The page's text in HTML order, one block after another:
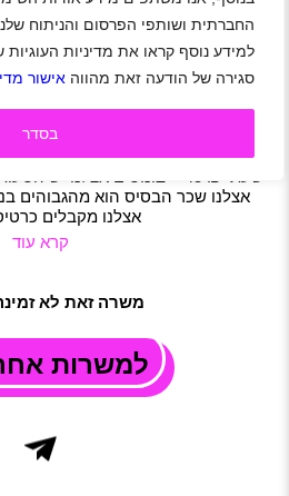
החברתית ושותפי הפרסום והניתוח
למידע נוסף קראו את מדיניות
סגירה של הודעה זאת מהווה אישור
בסדר
אנשי מכירות בנתבג הסעות
אזור מרכז |אזור שפלה|אזור
חיילים משוחררים|מכירות|
דרושים אנשי מכירות מעולים
היוקרתי "פליי כארד" בנמל תעופה
אצלנו שכר הבסיס הוא מהגבוהים
אצלנו מקבלים
קרא עוד
משרה זאת לא
למשרות